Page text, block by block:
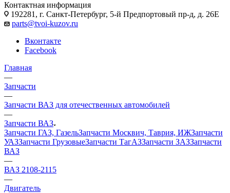
Контактная информация
192281, г. Санкт-Петербург, 5-й Предпортовый пр-д, д. 26Е
parts@tvoi-kuzov.ru
Вконтакте
Facebook
Главная
—
Запчасти
—
Запчасти ВАЗ для отечественных автомобилей
—
Запчасти ВАЗ
Запчасти ГАЗ, ГазельЗапчасти Москвич, Таврия, ИЖЗапчасти
УАЗЗапчасти ГрузовыеЗапчасти ТагАЗЗапчасти ЗАЗЗапчасти
ВАЗ
—
ВАЗ 2108-2115
—
Двигатель